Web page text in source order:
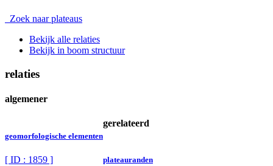
Zoek naar plateaus
Bekijk alle relaties
Bekijk in boom structuur
relaties
algemener
geomorfologische elementen
[ ID : 1859 ]
gerelateerd
plateauranden